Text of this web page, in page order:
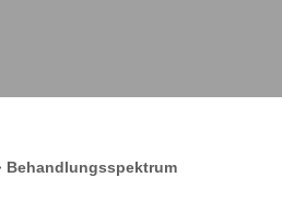
Behandlungsspektrum